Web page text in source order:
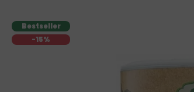
-15%
Bestseller